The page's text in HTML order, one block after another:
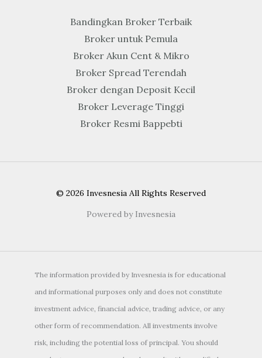
Bandingkan Broker Terbaik
Broker untuk Pemula
Broker Akun Cent & Mikro
Broker Spread Terendah
Broker dengan Deposit Kecil
Broker Leverage Tinggi
Broker Resmi Bappebti
© 2026 Invesnesia All Rights Reserved
Powered by Invesnesia
The information provided by Invesnesia is for educational
and informational purposes only and does not constitute
investment advice, financial advice, trading advice, or any
other form of recommendation. All investments involve
risk, including the potential loss of principal. You should